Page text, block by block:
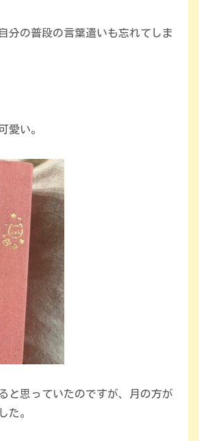
分の普段の言葉遣いも忘れてしま
愛い。
と思っていたのですが、月の方が
た。